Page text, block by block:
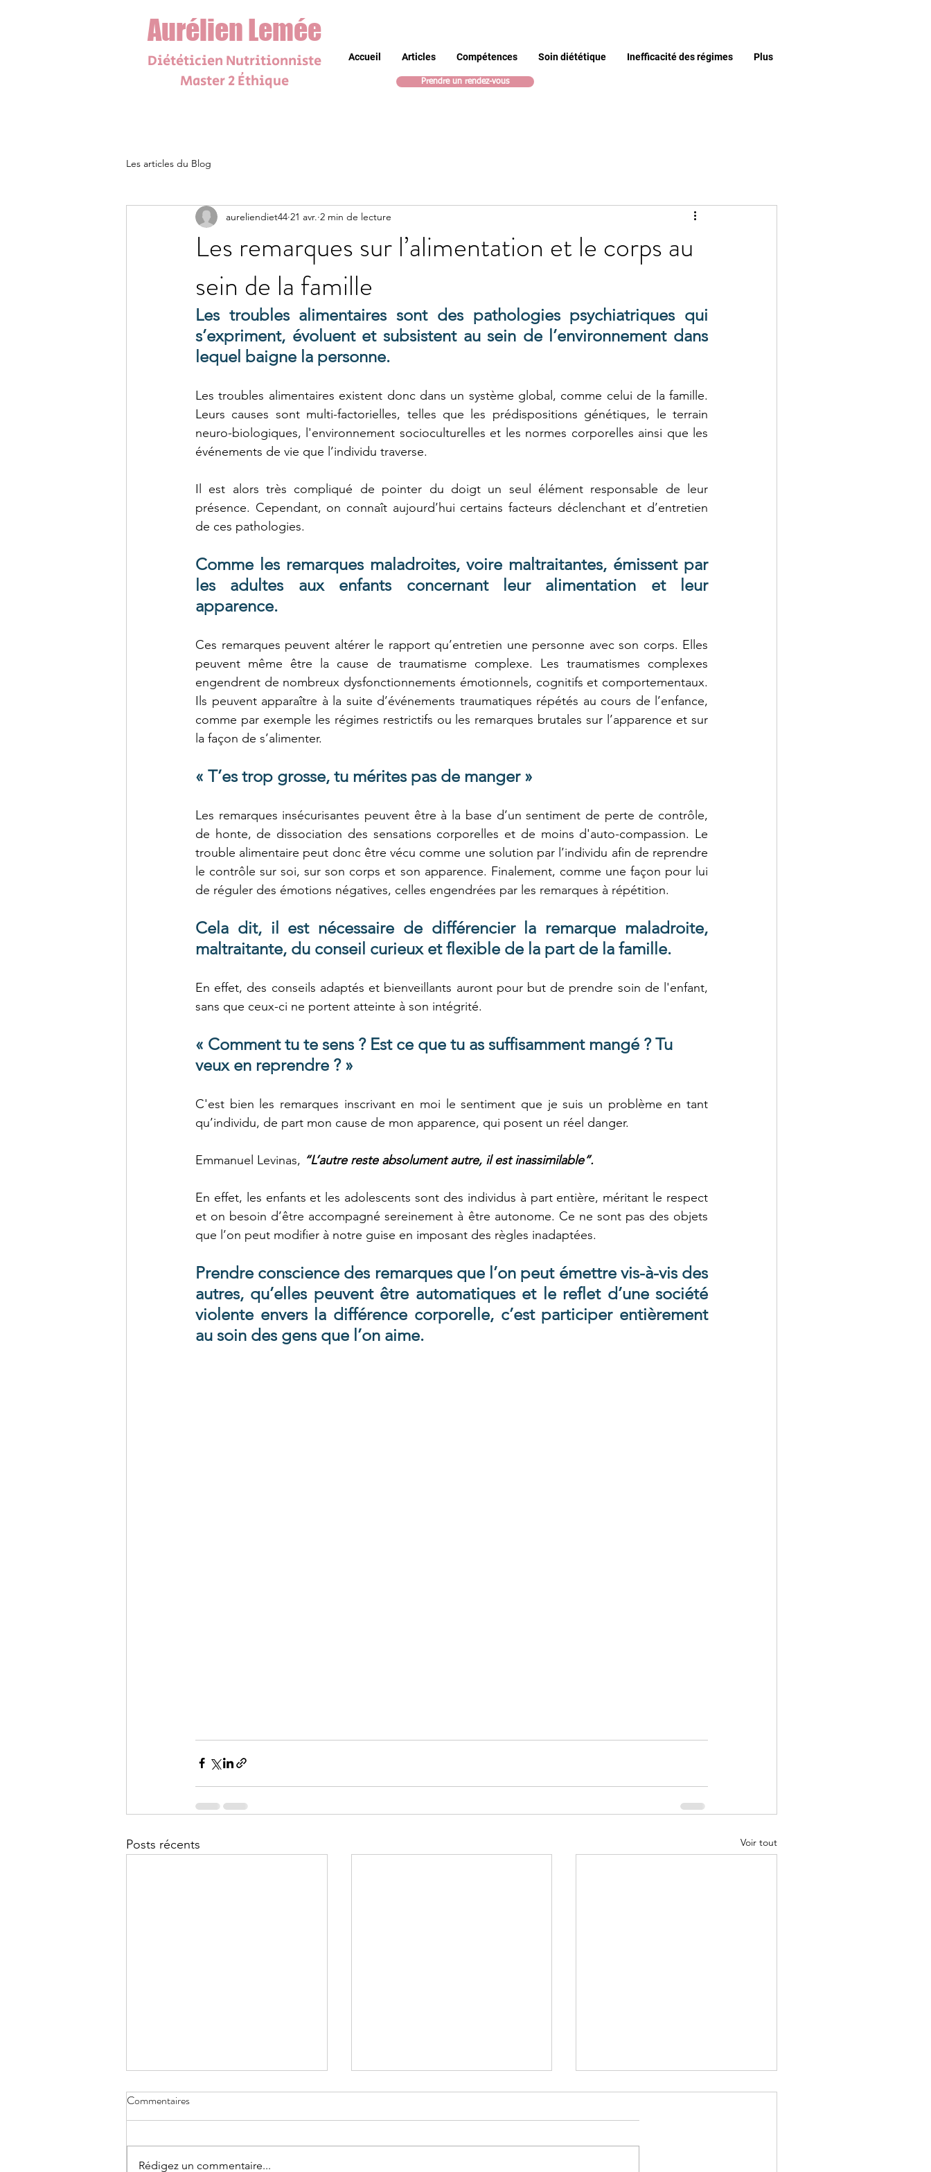
Aurélien Lemée
Diététicien Nutritionniste
Master 2 Éthique
Accueil Articles Compétences Soin diététique Inefficacité des régimes Plus
Prendre un rendez-vous
Les articles du Blog
Les remarques sur l’alimentation et le corps au
sein de la famille
aureliendiet44 21 avr. 2 min de lecture
Les troubles alimentaires sont des pathologies psychiatriques qui
s’expriment, évoluent et subsistent au sein de l’environnement dans
lequel baigne la personne.
Les troubles alimentaires existent donc dans un système global, comme celui de la famille.
Leurs causes sont multi-factorielles, telles que les prédispositions génétiques, le terrain
neuro-biologiques, l'environnement socioculturelles et les normes corporelles ainsi que les
événements de vie que l’individu traverse.
Il est alors très compliqué de pointer du doigt un seul élément responsable de leur
présence. Cependant, on connaît aujourd’hui certains facteurs déclenchant et d’entretien
de ces pathologies.
Comme les remarques maladroites, voire maltraitantes, émissent par
les adultes aux enfants concernant leur alimentation et leur
apparence.
Ces remarques peuvent altérer le rapport qu’entretien une personne avec son corps. Elles
peuvent même être la cause de traumatisme complexe. Les traumatismes complexes
engendrent de nombreux dysfonctionnements émotionnels, cognitifs et comportementaux.
Ils peuvent apparaître à la suite d’événements traumatiques répétés au cours de l’enfance,
comme par exemple les régimes restrictifs ou les remarques brutales sur l’apparence et sur
la façon de s’alimenter.
« T’es trop grosse, tu mérites pas de manger »
Les remarques insécurisantes peuvent être à la base d’un sentiment de perte de contrôle,
de honte, de dissociation des sensations corporelles et de moins d'auto-compassion. Le
trouble alimentaire peut donc être vécu comme une solution par l’individu afin de reprendre
le contrôle sur soi, sur son corps et son apparence. Finalement, comme une façon pour lui
de réguler des émotions négatives, celles engendrées par les remarques à répétition.
Cela dit, il est nécessaire de différencier la remarque maladroite,
maltraitante, du conseil curieux et flexible de la part de la famille.
En effet, des conseils adaptés et bienveillants auront pour but de prendre soin de l'enfant,
sans que ceux-ci ne portent atteinte à son intégrité.
« Comment tu te sens ? Est ce que tu as suffisamment mangé ? Tu
veux en reprendre ? »
C'est bien les remarques inscrivant en moi le sentiment que je suis un problème en tant
qu’individu, de part mon cause de mon apparence, qui posent un réel danger.
Emmanuel Levinas, “L’autre reste absolument autre, il est inassimilable”.
En effet, les enfants et les adolescents sont des individus à part entière, méritant le respect
et on besoin d’être accompagné sereinement à être autonome. Ce ne sont pas des objets
que l’on peut modifier à notre guise en imposant des règles inadaptées.
Prendre conscience des remarques que l’on peut émettre vis-à-vis des
autres, qu’elles peuvent être automatiques et le reflet d’une société
violente envers la différence corporelle, c’est participer entièrement
au soin des gens que l’on aime.
Posts récents Voir tout
Commentaires
Rédigez un commentaire...